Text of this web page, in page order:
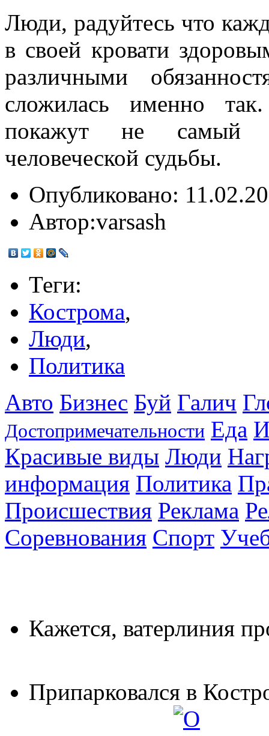
Люди, радуйтесь что
в своей кровати
различными
сложилась именно
покажут не самый
человеческой судьбы.
Опубликовано:
Автор:varsash
Теги:
Кострома,
Люди,
Политика
Авто Бизнес Буй Галич
Достопримечательности Еда
Красивые виды Люди
информация Политика
Происшествия Реклама
Соревнования Спорт
Кажется, ватерлиния
Припарковался в